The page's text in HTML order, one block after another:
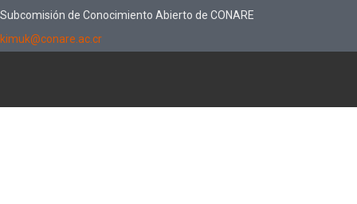
Subcomisión de Conocimiento Abierto de CONARE
kimuk@conare.ac.cr